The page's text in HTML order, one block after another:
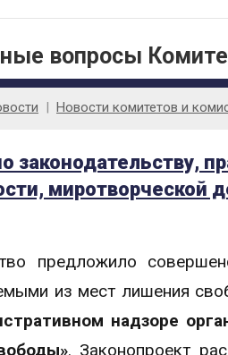
вопросы
Новости комитетов и
законодательству,
миротворческой
предложило
из мест лишения
надзоре
. Законопроект